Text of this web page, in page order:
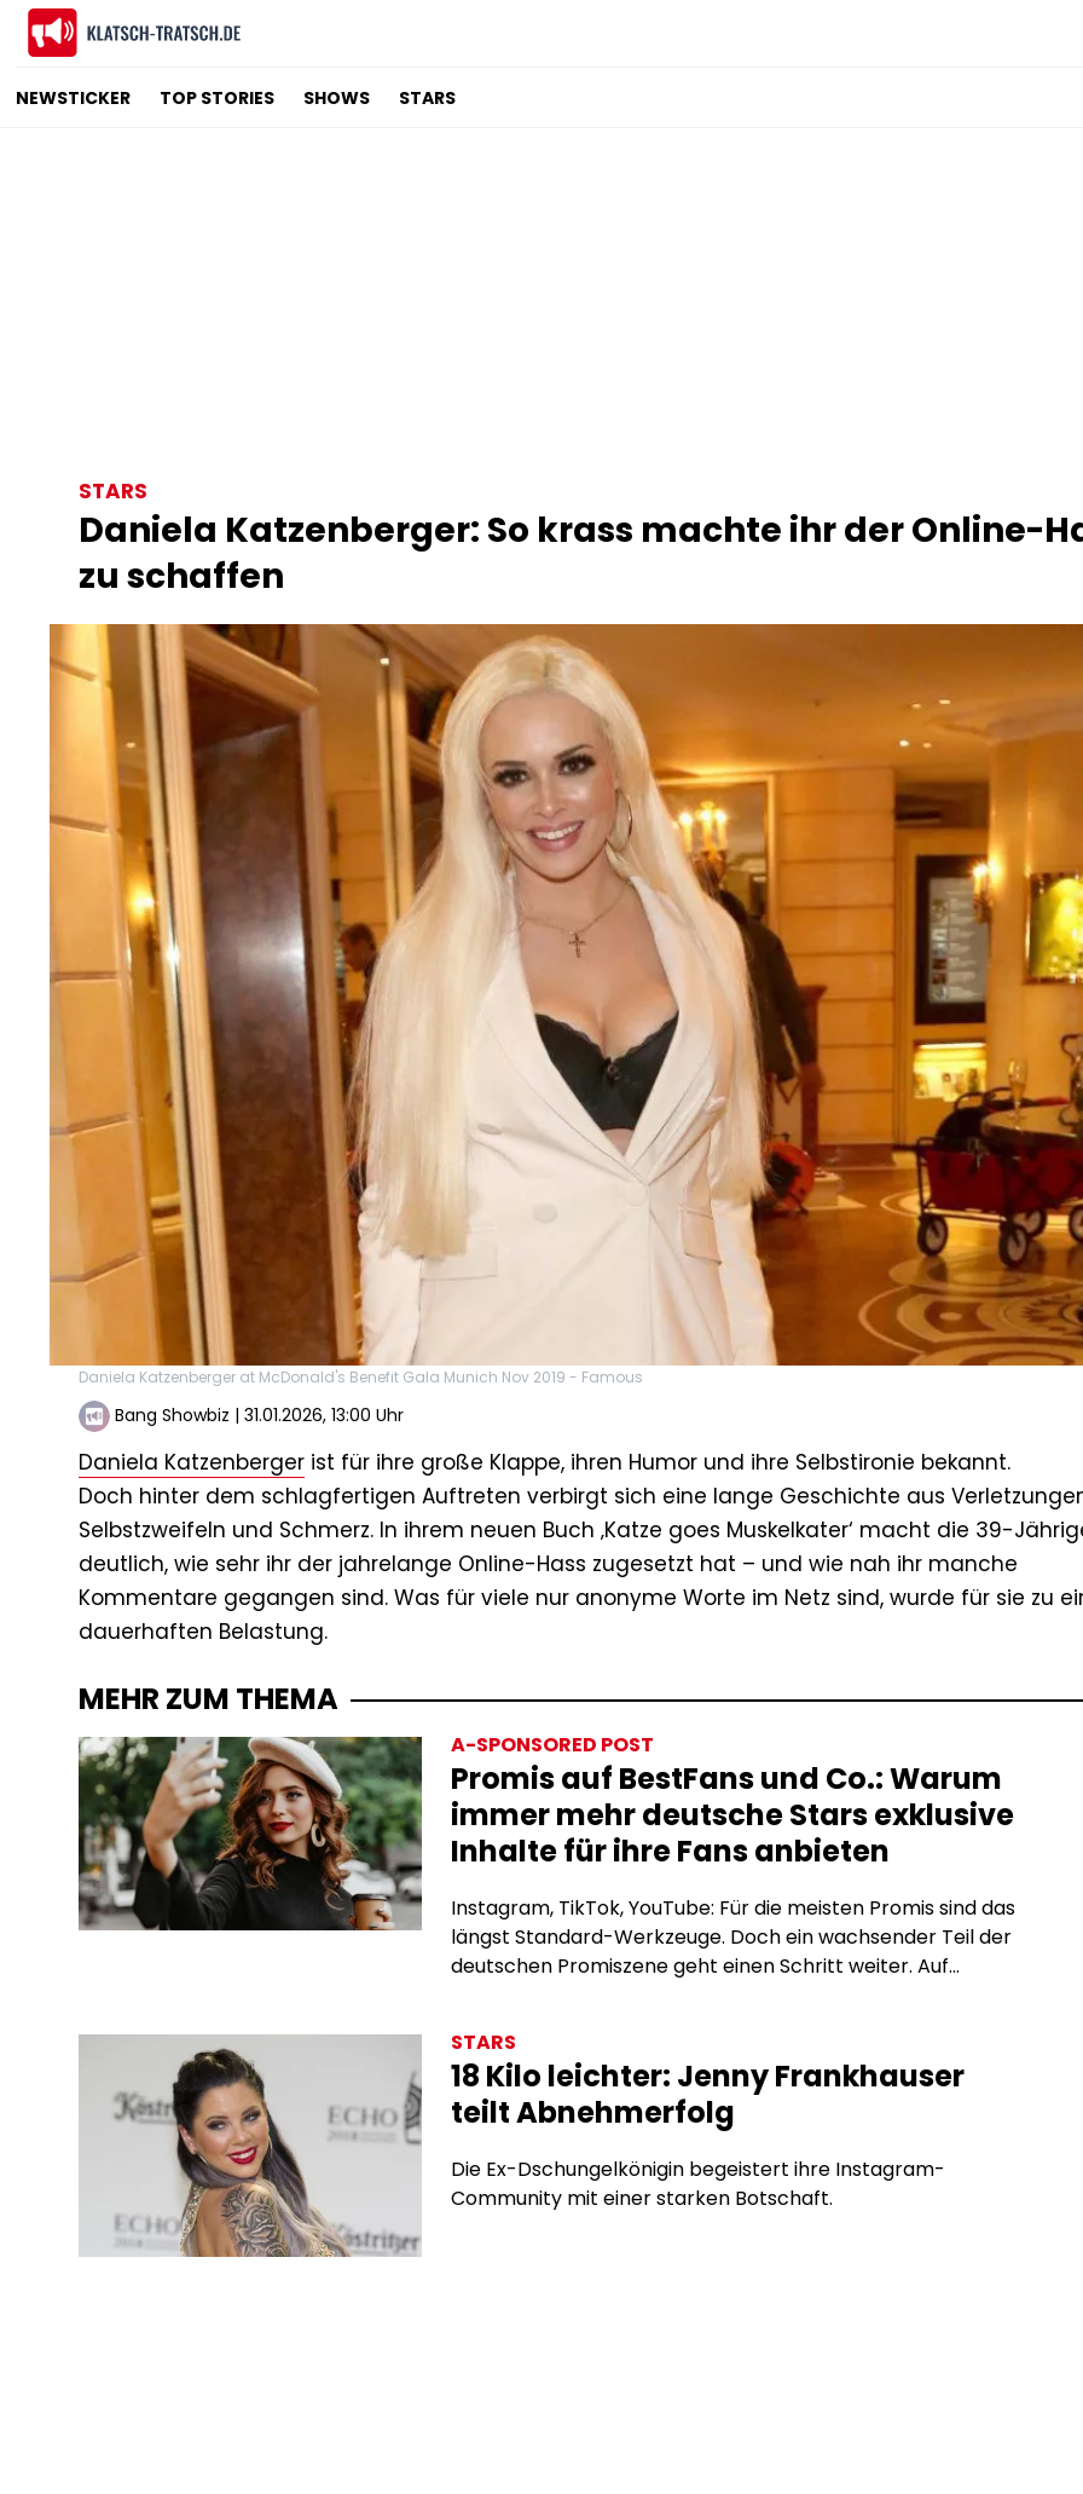
NEWSTICKER TOP STORIES SHOWS STARS
STARS
Daniela Katzenberger: So krass machte ihr der Online-
zu schaffen
Daniela Katzenberger at McDonald's Benefit Gala Munich Nov 2019 - Famous
Bang Showbiz | 31.01.2026, 13:00 Uhr
Daniela Katzenberger ist für ihre große Klappe, ihren Humor und ihre Selbstironie bekannt.
Doch hinter dem schlagfertigen Auftreten verbirgt sich eine lange Geschichte aus
Selbstzweifeln und Schmerz. In ihrem neuen Buch ‚Katze goes Muskelkater‘ macht die 39-
deutlich, wie sehr ihr der jahrelange Online-Hass zugesetzt hat – und wie nah ihr manche
Kommentare gegangen sind. Was für viele nur anonyme Worte im Netz sind, wurde für sie zu
dauerhaften Belastung.
MEHR ZUM THEMA
A-SPONSORED POST
Promis auf BestFans und Co.: Warum
immer mehr deutsche Stars exklusive
Inhalte für ihre Fans anbieten
Instagram, TikTok, YouTube: Für die meisten Promis sind das
längst Standard-Werkzeuge. Doch ein wachsender Teil der
deutschen Promiszene geht einen Schritt weiter. Auf
Algorithmen, ohne Reichweitenbeschränkungen und ohne
Werbeverträge, die den Inhalt einschränken. Was steckt
hinter dem Trend, und warum […]
STARS
18 Kilo leichter: Jenny Frankhauser
teilt Abnehmerfolg
Die Ex-Dschungelkönigin begeistert ihre Instagram-
Community mit einer starken Botschaft.